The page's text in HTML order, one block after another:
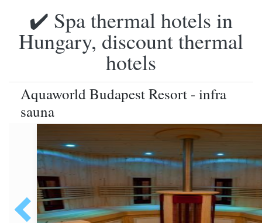
✔️ Spa thermal hotels in
Hungary, discount thermal
hotels
Aquaworld Budapest Resort - infra
sauna